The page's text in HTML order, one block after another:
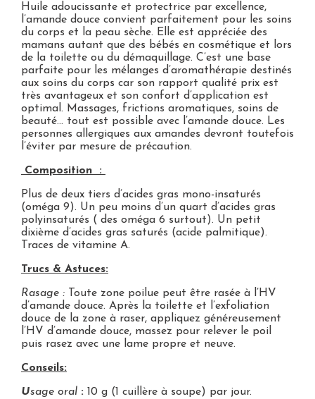
Huile adoucissante et protectrice par excellence,
l’amande douce convient parfaitement pour les soins
du corps et la peau sèche. Elle est appréciée des
mamans autant que des bébés en cosmétique et lors
de la toilette ou du démaquillage. C’est une base
parfaite pour les mélanges d’aromathérapie destinés
aux soins du corps car son rapport qualité prix est
très avantageux et son confort d’application est
optimal. Massages, frictions aromatiques, soins de
beauté… tout est possible avec l’amande douce. Les
personnes allergiques aux amandes devront toutefois
l’éviter par mesure de précaution.
Composition :
Plus de deux tiers d’acides gras mono-insaturés
(oméga 9). Un peu moins d’un quart d’acides gras
polyinsaturés ( des oméga 6 surtout). Un petit
dixième d’acides gras saturés (acide palmitique).
Traces de vitamine A.
Trucs & Astuces:
Rasage :
Toute zone poilue peut être rasée à l’HV
d’amande douce. Après la toilette et l’exfoliation
douce de la zone à raser, appliquez généreusement
l’HV d’amande douce, massez pour relever le poil
puis rasez avec une lame propre et neuve.
Conseils:
Usage oral : 10 g (1 cuillère à soupe) par jour.